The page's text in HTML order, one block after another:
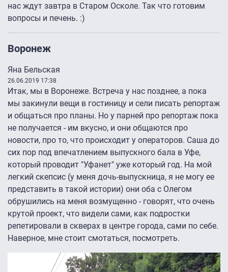
нас ждут завтра в Старом Осколе. Так что готовим
вопросы и печень. :)
Воронеж
Яна Бельская
26.06.2019 17:38
Итак, мы в Воронеже. Встреча у нас позднее, а пока
мы закинули вещи в гостиницу и сели писать репортаж
и общаться про планы. Но у парней про репортаж пока
не получается - им вкусно, и они общаются про
новости, про то, что происходит у операторов. Саша до
сих пор под впечатлением выпускного бала в Уфе,
который проводит "Уфанет" уже который год. На мой
легкий скепсис (у меня дочь-выпускница, я не могу ее
представить в такой истории) они оба с Олегом
обрушились на меня возмущенно - говорят, что очень
крутой проект, что видели сами, как подростки
репетировали в скверах в центре города, сами по себе.
Наверное, мне стоит смотаться, посмотреть.